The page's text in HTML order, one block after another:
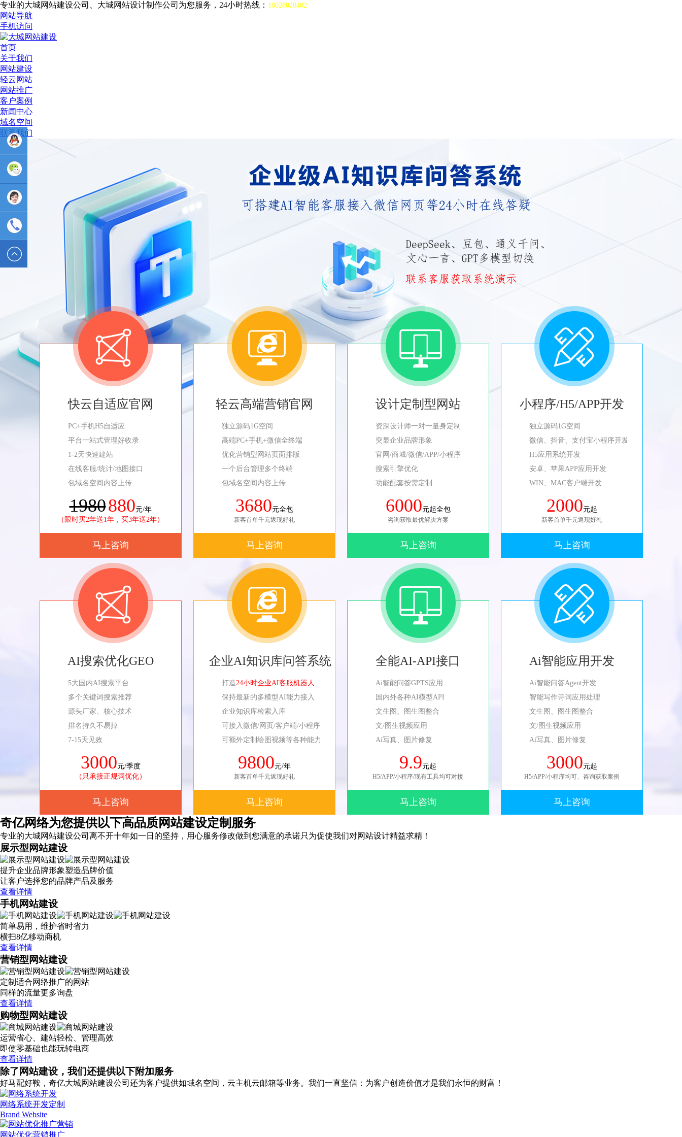
专业的大城网站建设公司、大城网站设计制作公司为您服务，24小时热线： 18028020402
网站导航
手机访问
首页
关于我们
网站建设
轻云网站
网站推广
客户案例
新闻中心
域名空间
联系我们
快云自适应官网
PC+手机H5自适应
平台一站式管理好收录
1-2天快速建站
在线客服/统计/地图接口
包域名空间内容上传
1980880元/年
（限时买2年送1年，买3年送2年）
马上咨询
轻云高端营销官网
独立源码1G空间
高端PC+手机+微信全终端
优化营销型网站页面排版
一个后台管理多个终端
包域名空间内容上传
3680元全包
新客首单千元返现好礼
马上咨询
设计定制型网站
资深设计师一对一量身定制
突显企业品牌形象
官网/商城/微信/APP/小程序
搜索引擎优化
功能配套按需定制
6000元起全包
咨询获取最优解决方案
马上咨询
小程序/H5/APP开发
独立源码1G空间
微信、抖音、支付宝小程序开发
H5应用系统开发
安卓、苹果APP应用开发
WIN、MAC客户端开发
2000元起
新客首单千元返现好礼
马上咨询
AI搜索优化GEO
5大国内AI搜索平台
多个关键词搜索推荐
源头厂家、核心技术
排名持久不易掉
7-15天见效
3000元/季度
（只承接正规词优化）
马上咨询
企业AI知识库问答系统
打造24小时企业AI客服机器人
保持最新的多模型AI能力接入
企业知识库检索入库
可接入微信/网页/客户端/小程序等
可额外定制绘图视频等各种能力
9800元/年
新客首单千元返现好礼
马上咨询
全能AI-API接口
Ai智能问答GPTS应用
国内外各种AI模型API
文生图、图生图整合
文/图生视频应用
Ai写真、图片修复
9.9元起
H5/APP/小程序/现有工具均可对接
马上咨询
Ai智能应用开发
Ai智能问答Agent开发
智能写作诗词应用处理
文生图、图生图整合
文/图生视频应用
Ai写真、图片修复
3000元起
H5/APP/小程序均可、咨询获取案例
马上咨询
奇亿网络为您提供以下高品质网站建设定制服务
专业的大城网站建设公司离不开十年如一日的坚持， 用心服务修改做到您满意的承诺只为促使我们对网站设计精益求精！
展示型网站建设
提升企业品牌形象塑造品牌价值
让客户选择您的品牌产品及服务
查看详情
手机网站建设
简单易用，维护省时省力
横扫8亿移动商机
查看详情
营销型网站建设
定制适合网络推广的网站
同样的流量更多询盘
查看详情
购物型网站建设
运营省心、建站轻松、管理高效
即使零基础也能玩转电商
查看详情
除了网站建设，我们还提供以下附加服务
好马配好鞍，奇亿大城网站建设公司还为客户提供如域名空间，云主机云邮箱等业务。我们一直坚信：为客户创造价值才是我们永恒的财富！
网络系统开发定制
Brand Website
网站优化营销推广
业务
QQ：
81233044
售后Q :
2589562336
电话 :